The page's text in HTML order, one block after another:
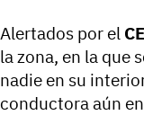
Alertados por el
la zona, en la que
nadie en su
conductora aún